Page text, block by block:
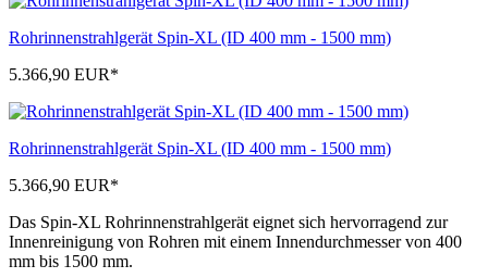
Rohrinnenstrahlgerät Spin-XL (ID 400 mm - 1500 mm)
5.366,90 EUR*
Rohrinnenstrahlgerät Spin-XL (ID 400 mm - 1500 mm)
5.366,90 EUR*
Das Spin-XL Rohrinnenstrahlgerät eignet sich hervorragend zur
Innenreinigung von Rohren mit einem Innendurchmesser von 400
mm bis 1500 mm.